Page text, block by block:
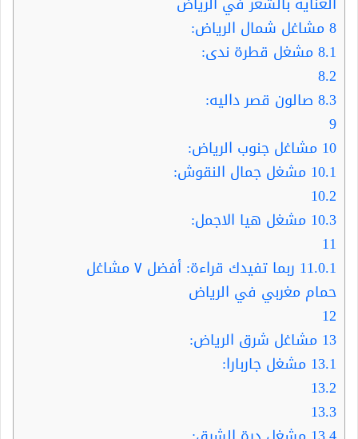
8مشاغل شمال الرياض:
8.1مشغل قطرة ندى:
8.2
8.3 صالون قصر داليه:
9
10 مشاغل جنوب الرياض:
10.1 مشغل جمال النقوش:
10.2
10.3 مشغل هيا الاجمل:
11
11.0.1
ربما تفيدك قراءة: أفضل ٧ مشاغل
حمام مغربي في الرياض
12
13 مشاغل شرق الرياض:
13.1 مشغل جاربارا:
13.2
13.3